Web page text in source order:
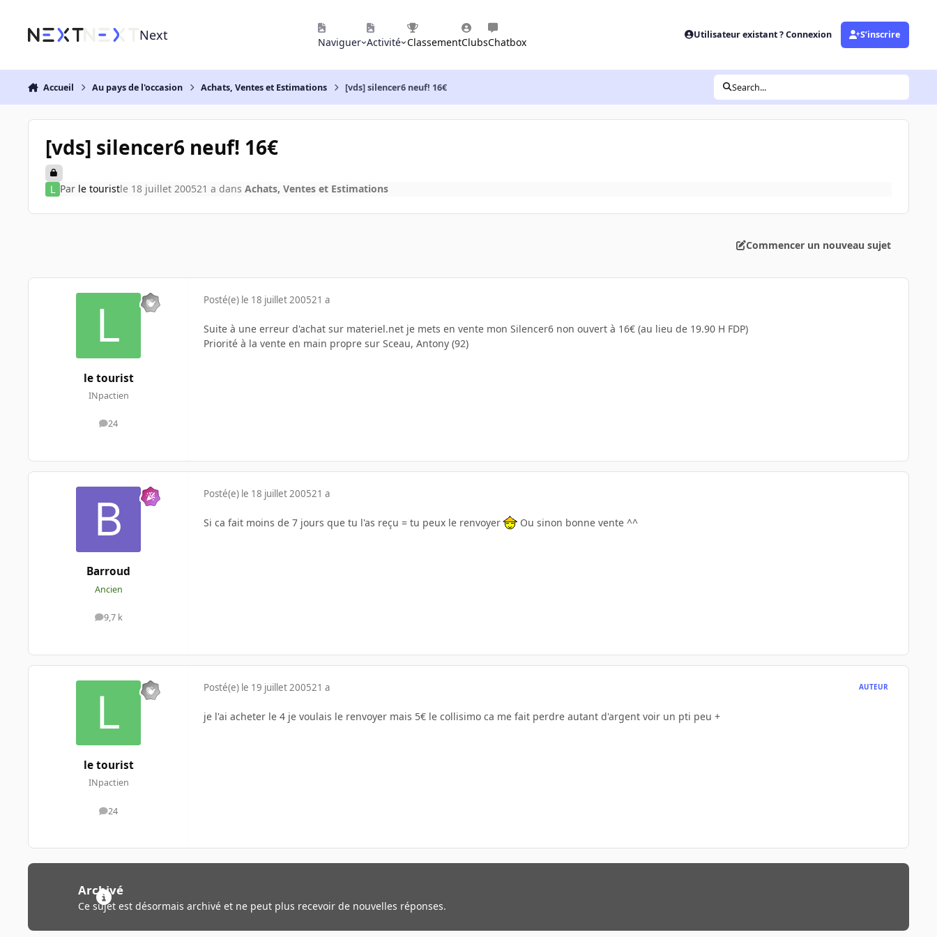
Next Naviguer Activité ClassementClubsChatbox
Utilisateur existant ? Connexion S’inscrire
Accueil Au pays de l'occasion Achats, Ventes et Estimations [vds] silencer6 neuf! 16€ Search...
[vds] silencer6 neuf! 16€
Par le touristle 18 juillet 200521 a dans Achats, Ventes et Estimations
Commencer un nouveau sujet
le tourist
INpactien
24
messages
Posté(e) le 18 juillet 200521 a
Suite à une erreur d'achat sur materiel.net je mets en vente mon Silencer6 non ouvert à 16€ (au lieu de 19.90 H FDP)
Priorité à la vente en main propre sur Sceau, Antony (92)
Barroud
Ancien
9,7 k
messages
Posté(e) le 18 juillet 200521 a
Si ca fait moins de 7 jours que tu l'as reçu = tu peux le renvoyer Ou sinon bonne vente ^^
le tourist
INpactien
24
messages
Posté(e) le 19 juillet 200521 a AUTEUR
je l'ai acheter le 4 je voulais le renvoyer mais 5€ le collisimo ca me fait perdre autant d'argent voir un pti peu +
Archivé
Ce sujet est désormais archivé et ne peut plus recevoir de nouvelles réponses.